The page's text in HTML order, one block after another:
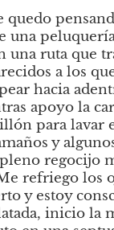
quedo
una
una ruta que
a los
hacia
apoyo la
para lavar
y
regocijo
refriego los
y estoy
inicio la